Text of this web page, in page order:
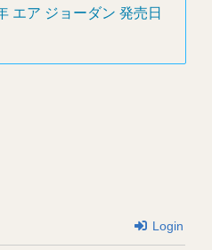
エア ジョーダン 発売日
Login